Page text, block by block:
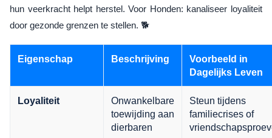
hun veerkracht helpt herstel. Voor Honden: kanaliseer loyaliteit
door gezonde grenzen te stellen. 🐕
Eigenschap Beschrijving
Voorbeeld in
Dagelijks Leven
Loyaliteit
Onwankelbare
toewijding aan
dierbaren
Steun tijdens
familiecrises of